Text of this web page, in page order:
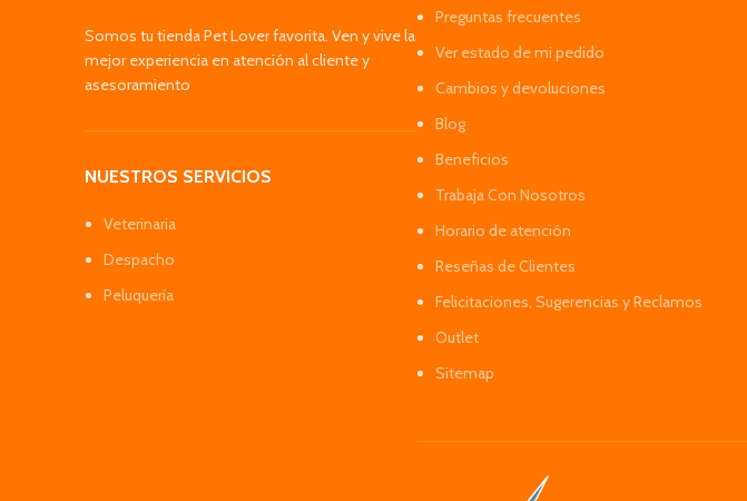
Somos tu tienda Pet Lover favorita. Ven y vive la
mejor experiencia en atención al cliente y
asesoramiento
NUESTROS SERVICIOS
Veterinaria
Despacho
Peluquería
Preguntas frecuentes
Ver estado de mi pedido
Cambios y devoluciones
Blog
Beneficios
Trabaja Con Nosotros
Horario de atención
Reseñas de Clientes
Felicitaciones, Sugerencias y Reclamos
Outlet
Sitemap